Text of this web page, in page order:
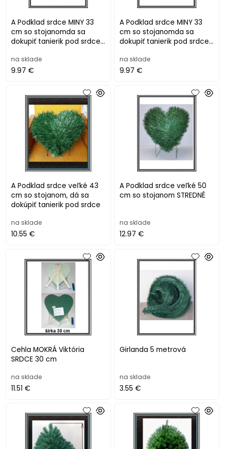
A Podklad srdce MINY 33
cm so stojanomda sa
dokupiť tanierik pod srdce
na sklade
9.97 €
A Podklad srdce MINY 33
cm so stojanomda sa
dokupiť tanierik pod srdce
na sklade
9.97 €
A Podklad srdce veľké 43
cm so stojanom, dá sa
dokúpiť tanierik pod srdce
na sklade
10.55 €
A Podklad srdce veľké 50
cm so stojanom STREDNÉ
na sklade
12.97 €
Cehla MOKRÁ Viktória
SRDCE 30 cm
na sklade
11.51 €
Girlanda 5 metrová
na sklade
3.55 €